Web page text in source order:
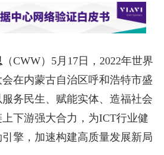
（CWW）5月17日，2022年世界
在内蒙古自治区呼和浩特市盛
务民生、赋能实体、造福社会
下游强大合力，为ICT行业健
擎，加速构建高质量发展新局